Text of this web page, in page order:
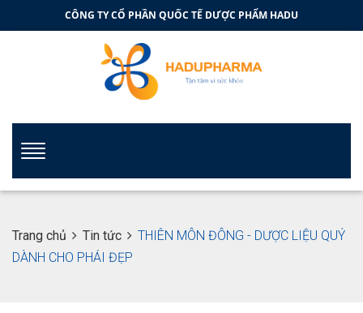
CÔNG TY CỔ PHẦN QUỐC TẾ DƯỢC PHẨM HADU
Trang chủ Tin tức
THIÊN MÔN ĐÔNG - DƯỢC LIỆU QUÝ
DÀNH CHO PHÁI ĐẸP